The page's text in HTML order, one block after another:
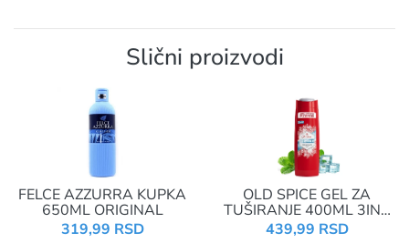
Slični proizvodi
FELCE AZZURRA KUPKA
650ML ORIGINAL
319,99 RSD
OLD SPICE GEL ZA
TUŠIRANJE 400ML 3IN1
COLD SPICE
439,99 RSD